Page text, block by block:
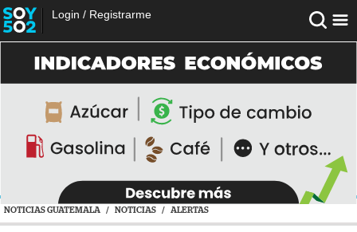
Login / Registrarme
NOTICIAS GUATEMALA / NOTICIAS / ALERTAS